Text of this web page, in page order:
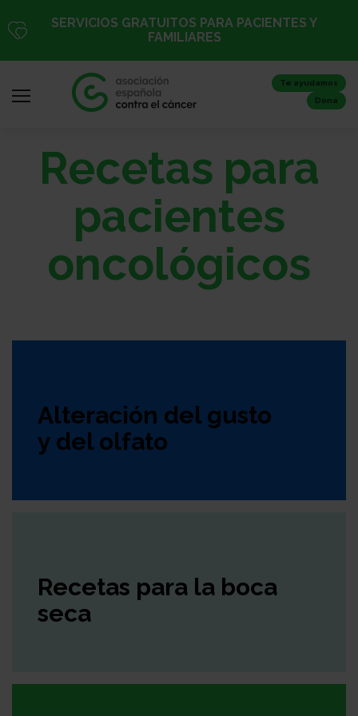
al
SERVICIOS GRATUITOS PARA PACIENTES Y
FAMILIARES
Te ayudamos
Dona
nosotros
Colabora
el
Transparencia
Recetas para
pacientes
oncológicos
Alteración del gusto
y del olfato
Recetas para la boca
seca